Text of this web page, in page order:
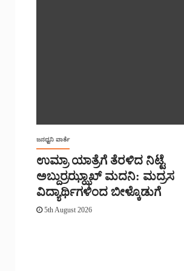
ಜನಧ್ವನಿ ವಾರ್ತೆ
ಉಮ್ರಾ ಯಾತ್ರೆಗೆ ತೆರಳಿದ ನಿಟ್ಟೆ
ಅಬ್ದುರ್ರಝ್ಝಾಖ್ ಮದನಿ: ಮದ್ರಸ
ವಿದ್ಯಾರ್ಥಿಗಳಿಂದ ಬೀಳ್ಕೊಡುಗೆ
5th August 2026